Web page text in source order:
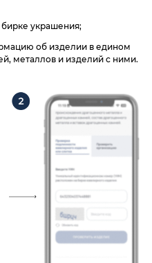
украшения;
об изделии в едином
металлов и изделий с ними.